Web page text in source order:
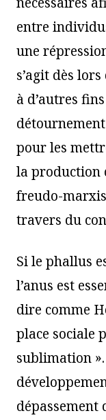
entre
une
s’agit dès
à d’autres
pour les
la production
freudo-
travers du
Si le phallus
l’anus est
dire comme
place sociale
sublimation ».